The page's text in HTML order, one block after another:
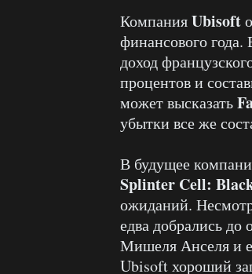
КомпанияUbisoft
финансового
доход
процентов и
может высказать
убытки все же
В будущее
Splinter Cell:
ожиданий.
едва добрались
Мишеля Анселя и
Ubisoft хороший